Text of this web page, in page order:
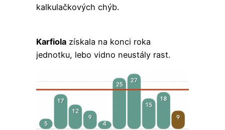
kalkulačkových chýb.
Karfiola získala na konci roka
jednotku, lebo vidno neustály rast.